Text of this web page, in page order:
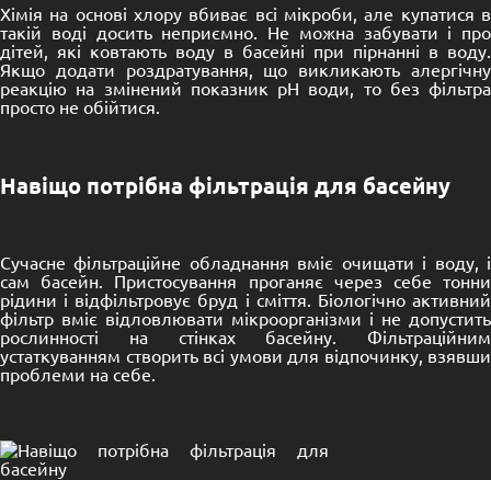
Хімія на основі хлору вбиває всі мікроби, але купатися в
такій воді досить неприємно. Не можна забувати і про
дітей, які ковтають воду в басейні при пірнанні в воду.
Якщо додати роздратування, що викликають алергічну
реакцію на змінений показник pH води, то без фільтра
просто не обійтися.
Навіщо потрібна фільтрація для басейну
Сучасне фільтраційне обладнання вміє очищати і воду, і
сам басейн. Пристосування проганяє через себе тонни
рідини і відфільтровує бруд і сміття. Біологічно активний
фільтр вміє відловлювати мікроорганізми і не допустить
рослинності на стінках басейну. Фільтраційним
устаткуванням створить всі умови для відпочинку, взявши
проблеми на себе.